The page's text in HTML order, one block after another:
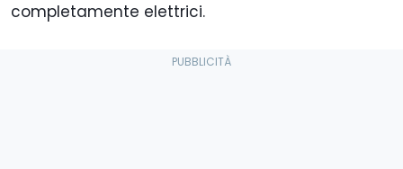
completamente elettrici.